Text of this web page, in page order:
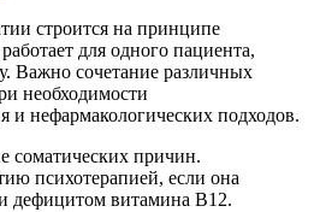
строится на принципе
для одного пациента,
Важно сочетание различных
необходимости
и нефармакологических подходов.
причин.
психотерапией, если она
дефицитом витамина B12.